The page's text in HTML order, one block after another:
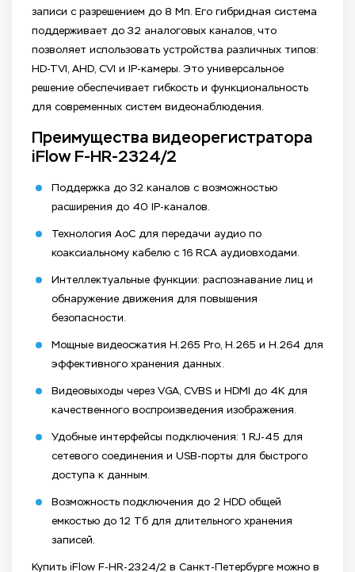
записи с разрешением до 8 Мп. Его гибридная система
поддерживает до 32 аналоговых каналов, что
позволяет использовать устройства различных типов:
HD-TVI, AHD, CVI и IP-камеры. Это универсальное
решение обеспечивает гибкость и функциональность
для современных систем видеонаблюдения.
Преимущества видеорегистратора
iFlow F-HR-2324/2
Поддержка до 32 каналов с возможностью
расширения до 40 IP-каналов.
Технология AoC для передачи аудио по
коаксиальному кабелю с 16 RCA аудиовходами.
Интеллектуальные функции: распознавание лиц и
обнаружение движения для повышения
безопасности.
Мощные видеосжатия H.265 Pro, H.265 и H.264 для
эффективного хранения данных.
Видеовыходы через VGA, CVBS и HDMI до 4К для
качественного воспроизведения изображения.
Удобные интерфейсы подключения: 1 RJ-45 для
сетевого соединения и USB-порты для быстрого
доступа к данным.
Возможность подключения до 2 HDD общей
емкостью до 12 Тб для длительного хранения
записей.
Купить iFlow F-HR-2324/2 в Санкт-Петербурге можно в